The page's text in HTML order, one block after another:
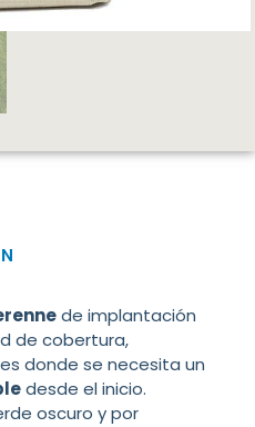
de implantación
de cobertura,
donde se necesita un
desde el inicio.
oscuro y por